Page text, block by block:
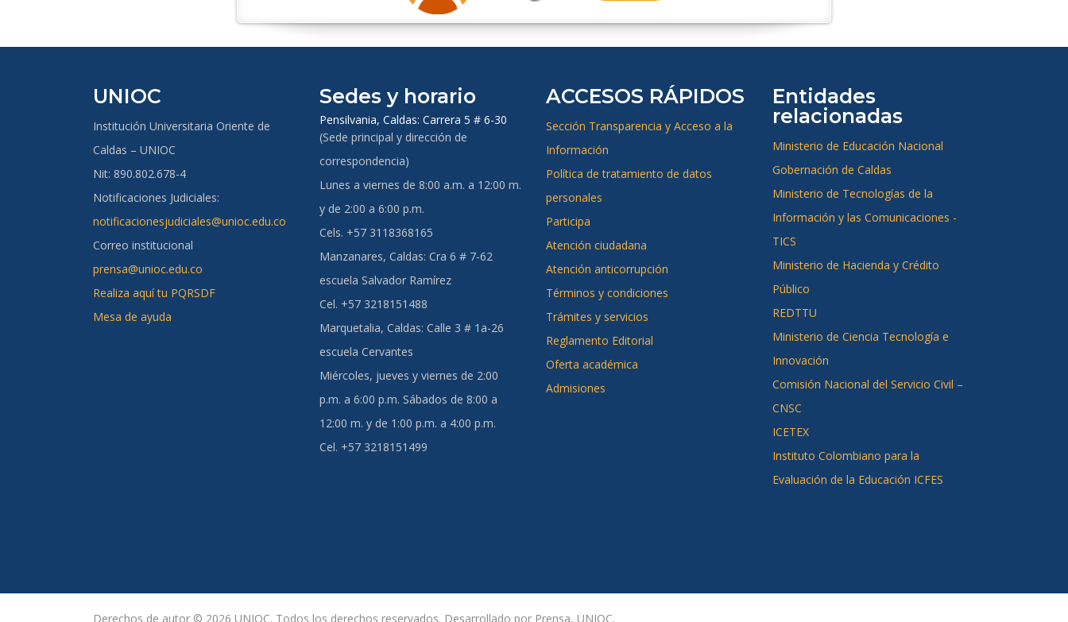
UNIOC
Institución Universitaria Oriente de
Caldas – UNIOC
Nit: 890.802.678-4
Notificaciones Judiciales:
notificacionesjudiciales@unioc.edu.co
Correo institucional
prensa@unioc.edu.co
Realiza aquí tu PQRSDF
Mesa de ayuda
Sedes y horario
Pensilvania, Caldas: Carrera 5 # 6-30
(Sede principal y dirección de
correspondencia)
Lunes a viernes de 8:00 a.m. a 12:00 m.
y de 2:00 a 6:00 p.m.
Cels. +57 3118368165
Manzanares, Caldas: Cra 6 # 7-62
escuela Salvador Ramírez
Cel. +57 3218151488
Marquetalia, Caldas: Calle 3 # 1a-26
escuela Cervantes
Miércoles, jueves y viernes de 2:00
p.m. a 6:00 p.m. Sábados de 8:00 a
12:00 m. y de 1:00 p.m. a 4:00 p.m.
Cel. +57 3218151499
ACCESOS RÁPIDOS
Sección Transparencia y Acceso a la
Información
Política de tratamiento de datos
personales
Participa
Atención ciudadana
Atención anticorrupción
Términos y condiciones
Trámites y servicios
Reglamento Editorial
Oferta académica
Admisiones
Entidades
relacionadas
Ministerio de Educación Nacional
Gobernación de Caldas
Ministerio de Tecnologías de la
Información y las Comunicaciones -
TICS
Ministerio de Hacienda y Crédito
Público
REDTTU
Ministerio de Ciencia Tecnología e
Innovación
Comisión Nacional del Servicio Civil –
CNSC
ICETEX
Instituto Colombiano para la
Evaluación de la Educación ICFES
Derechos de autor © 2026 UNIOC. Todos los derechos reservados. Desarrollado por Prensa, UNIOC.